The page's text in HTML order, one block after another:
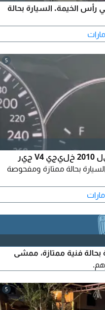
2008 متوفرة في رأس الخيمة. السيارة بحالة
5
للبيع نيسان التيما موديل 2010 خليجي V4 جير
248000 كيلومتر. السيارة بحالة ممتازة ومفحوصة
سيارة بحالة فنية ممتازة، ممشى
5